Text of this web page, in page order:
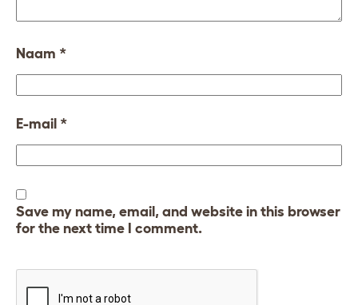
Naam *
E-mail *
Save my name, email, and website in this browser
for the next time I comment.